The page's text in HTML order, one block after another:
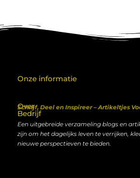
Over
Bedrijf
Schrijf, Deel en Inspireer – Artikeltjes
Een uitgebreide verzameling blogs en
zijn om het dagelijks leven te verrijken,
nieuwe perspectieven te bieden.
Onze informatie